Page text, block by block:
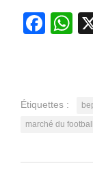
Étiquettes :
marché du